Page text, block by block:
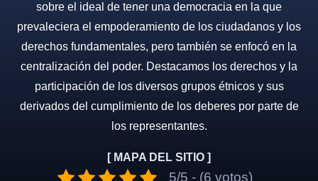
sobre el ideal de tener una democracia en la que
prevaleciera el empoderamiento de los ciudadanos y los
derechos fundamentales, pero también se enfocó en la
centralización del poder. Destacamos los derechos y la
participación de los diversos grupos étnicos y sus
derivados del cumplimiento de los deberes por parte de
los representantes.
[ MAPA DEL SITIO ]
5/5 - (6 votos)